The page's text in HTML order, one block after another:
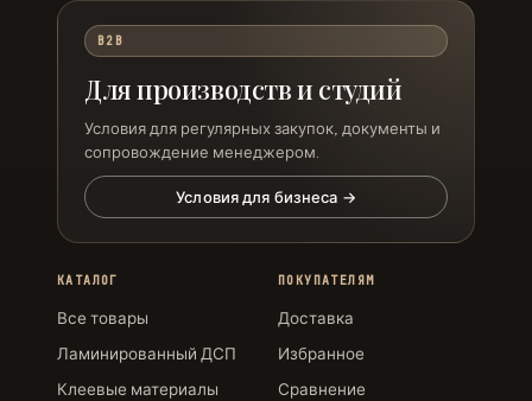
B2B
Для производств и студий
Условия для регулярных закупок, документы и
сопровождение менеджером.
Условия для бизнеса →
КАТАЛОГ
Все товары
Ламинированный ДСП
Клеевые материалы
ПОКУПАТЕЛЯМ
Доставка
Избранное
Сравнение